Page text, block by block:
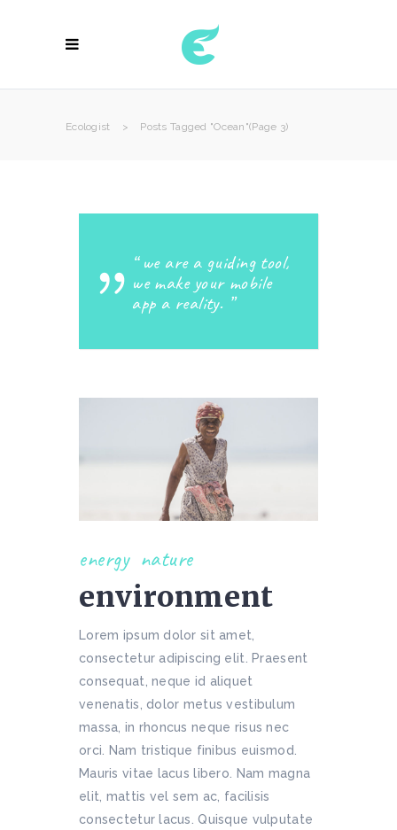
Ecologist > Posts Tagged "ocean"(Page 3)
we are a guiding tool,
we make your mobile
app a reality.
energy nature
environment
Lorem ipsum dolor sit amet,
consectetur adipiscing elit. Praesent
consequat, neque id aliquet
venenatis, dolor metus vestibulum
massa, in rhoncus neque risus nec
orci. Nam tristique finibus euismod.
Mauris vitae lacus libero. Nam magna
elit, mattis vel sem ac, facilisis
consectetur lacus. Quisque vulputate